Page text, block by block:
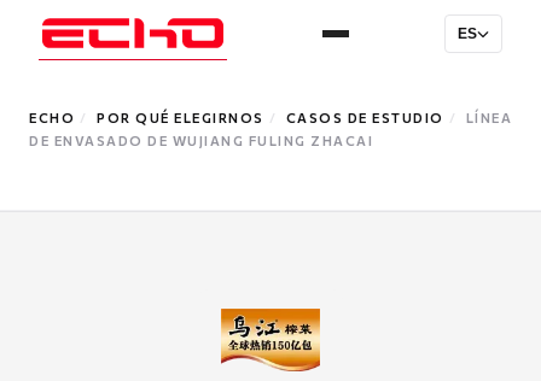
ES
ECHO / POR QUÉ ELEGIRNOS / CASOS DE ESTUDIO /
LÍNEA
DE ENVASADO DE WUJIANG FULING ZHACAI